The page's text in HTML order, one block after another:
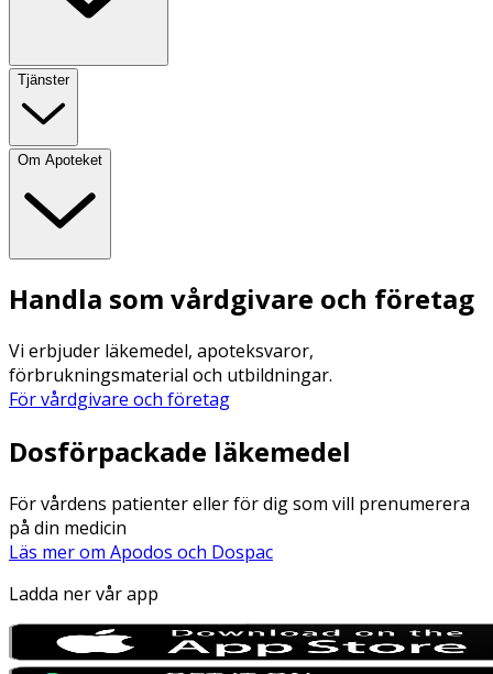
Tjänster
Om Apoteket
Handla som vårdgivare och företag
Vi erbjuder läkemedel, apoteksvaror,
förbrukningsmaterial och utbildningar.
För vårdgivare och företag
Dosförpackade läkemedel
För vårdens patienter eller för dig som vill prenumerera
på din medicin
Läs mer om Apodos och Dospac
Ladda ner vår app